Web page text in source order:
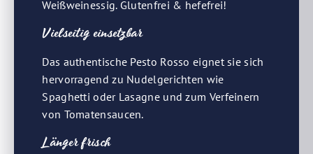
Weißweinessig. Glutenfrei & hefefrei!
Vielseitig einsetzbar
Das authentische Pesto Rosso eignet sie sich
hervorragend zu Nudelgerichten wie
Spaghetti oder Lasagne und zum Verfeinern
von Tomatensaucen.
Länger frisch